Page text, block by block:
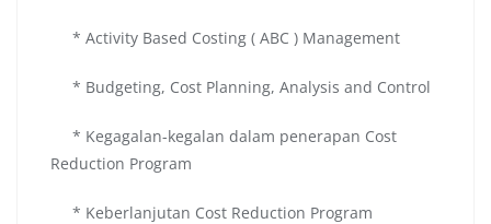
* Activity Based Costing ( ABC ) Management
* Budgeting, Cost Planning, Analysis and Control
* Kegagalan-kegalan dalam penerapan Cost
Reduction Program
* Keberlanjutan Cost Reduction Program